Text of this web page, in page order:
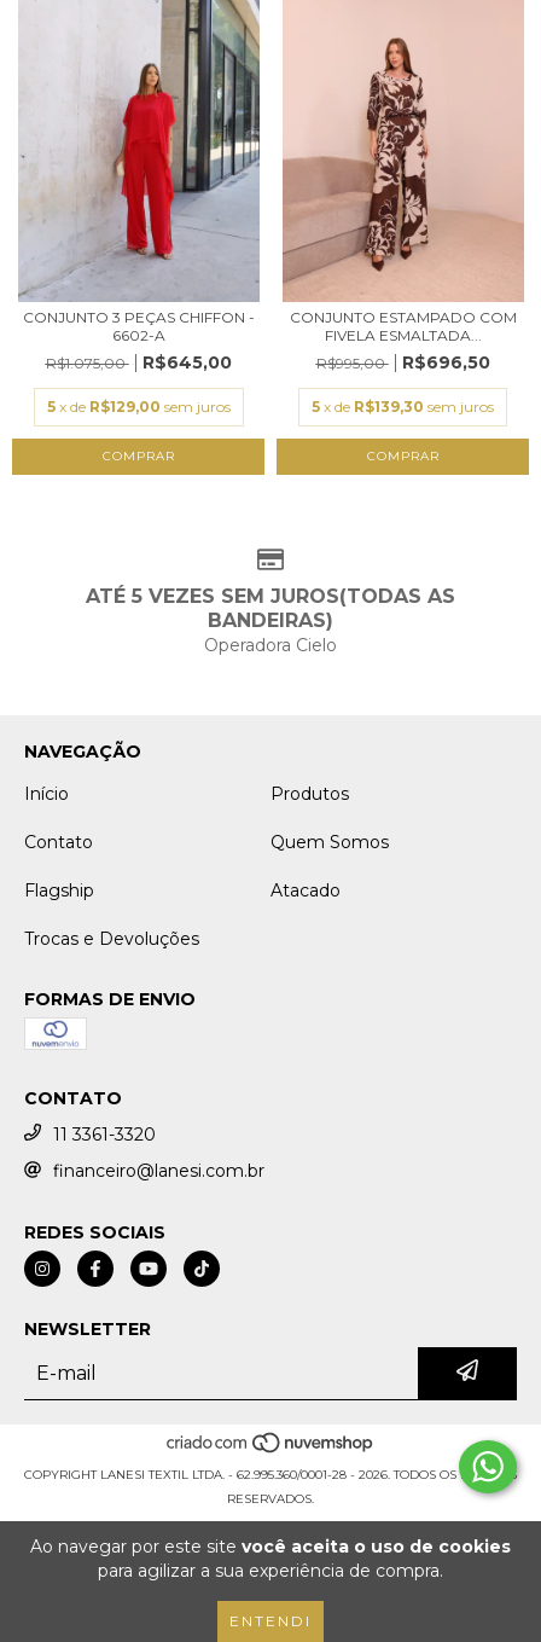
Ao navegar por este site você aceita o uso de cookies
para agilizar a sua experiência de compra.
ENTENDI
CONJUNTO 3 PEÇAS CHIFFON -
6602-A
R$1.075,00
R$645,00
5 x de R$129,00 sem juros
COMPRAR
CONJUNTO ESTAMPADO COM
FIVELA ESMALTADA...
R$995,00
R$696,50
5 x de R$139,30 sem juros
COMPRAR
ATÉ 5 VEZES SEM JUROS(TODAS AS
BANDEIRAS)
Operadora Cielo
NAVEGAÇÃO
Início
Produtos
Contato Quem Somos
Flagship Atacado
Trocas e Devoluções
FORMAS DE ENVIO
CONTATO
11 3361-3320
financeiro@lanesi.com.br
REDES SOCIAIS
NEWSLETTER
COPYRIGHT LANESI TEXTIL LTDA. - 62.995.360/0001-28 - 2026. TODOS OS DIREITOS
RESERVADOS.